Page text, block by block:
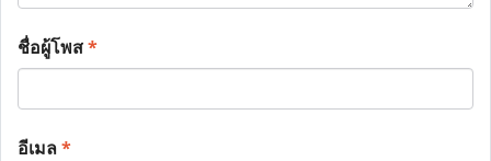
ชื่อผู้โพส*
อีเมล*